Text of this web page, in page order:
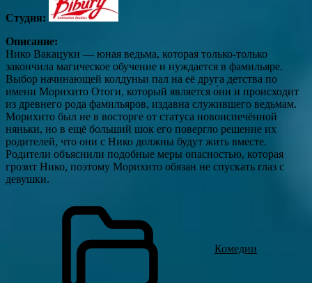
Студия:
Описание:
Нико Вакацуки — юная ведьма, которая только-только
закончила магическое обучение и нуждается в фамильяре.
Выбор начинающей колдуньи пал на её друга детства по
имени Морихито Отоги, который является о́ни и происходит
из древнего рода фамильяров, издавна служившего ведьмам.
Морихито был не в восторге от статуса новоиспечённой
няньки, но в ещё больший шок его повергло решение их
родителей, что они с Нико должны будут жить вместе.
Родители объяснили подобные меры опасностью, которая
грозит Нико, поэтому Морихито обязан не спускать глаз с
девушки.
Комедии